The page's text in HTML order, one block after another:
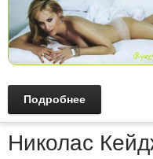
Подробнее
Николас